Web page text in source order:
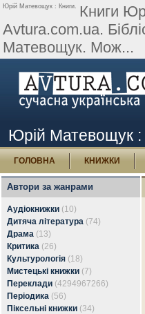
Юрій Матевощук : Книги. Книги
Avtura.com.ua.
Матевощук. Мож...
Юрій Матевощук :
ГОЛОВНА КНИЖКИ
Автори за жанрами
Аудіокнижки (10)
Дитяча література (74)
Драма (13)
Критика (26)
Культурологія (18)
Мистецькі книжки (7)
Переклади (4294967266)
Періодика (56)
Піксельні книжки (34)